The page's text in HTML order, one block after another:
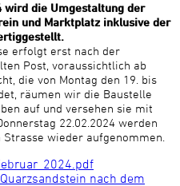
wird die Umgestaltung der
und Marktplatz inklusive der
erfolgt erst nach der
Post, voraussichtlich ab
die von Montag den 19. bis
räumen wir die Baustelle
auf und versehen sie mit
22.02.2024 werden
wieder aufgenommen.
nach dem